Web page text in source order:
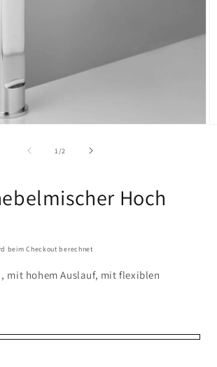
1 /von
2
Hoch
beim Checkout berechnet
mit hohem Auslauf, mit flexiblen